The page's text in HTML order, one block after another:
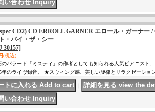
CD2) CD ERROLL GARNER エロール・ガーナー
・バイ・ザ・シー
30157]
(税込)
バラード「ミスティ」の作者としても知られる人気ピアニスト
年のライヴ録音。 ★スウィング感、美しい旋律とリラクゼーショ